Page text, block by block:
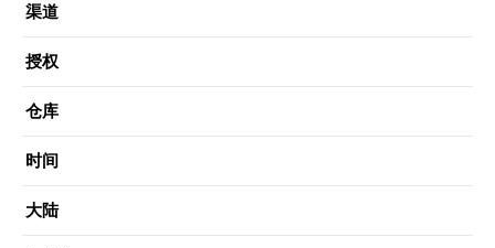
渠道
授权
仓库
时间
大陆